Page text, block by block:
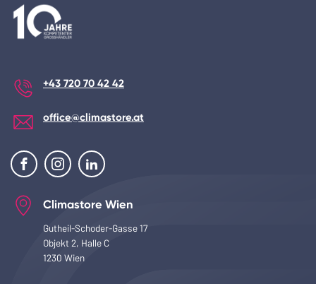
+43 720 70 42 42
office@climastore.at
Climastore Wien
Gutheil-Schoder-Gasse 17
Objekt 2, Halle C
1230 Wien